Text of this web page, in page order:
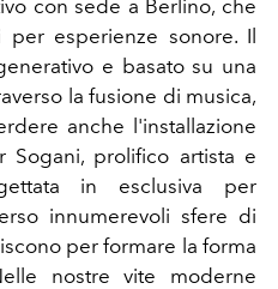
con sede a Berlino, che
esperienze sonore. Il
e basato su una
la fusione di musica,
anche l'installazione
Sogani, prolifico artista e
in esclusiva per
innumerevoli sfere di
per formare la forma
nostre vite moderne